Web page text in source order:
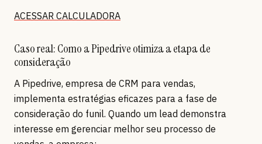
ACESSAR CALCULADORA
Caso real: Como a Pipedrive otimiza a etapa de
consideração
A Pipedrive, empresa de CRM para vendas,
implementa estratégias eficazes para a fase de
consideração do funil. Quando um lead demonstra
interesse em gerenciar melhor seu processo de